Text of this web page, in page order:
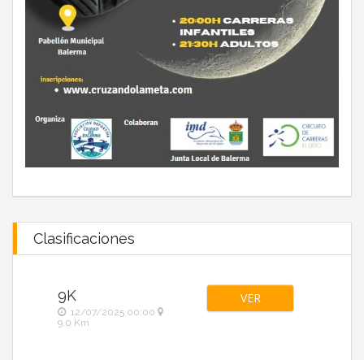
Clasificaciones
9K
12/07/2025 00:00
9,0 Km
VER